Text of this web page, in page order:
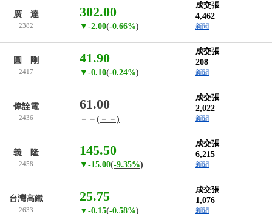
廣 達
2382
302.00
▼-2.00(-0.66%)
成交張
4,462
新聞
圓 剛
2417
41.90
▼-0.10(-0.24%)
成交張
208
新聞
偉詮電
2436
61.00
－－ (－－)
成交張
2,022
新聞
義 隆
2458
145.50
▼-15.00(-9.35%)
成交張
6,215
新聞
台灣高鐵
2633
25.75
▼-0.15(-0.58%)
成交張
1,076
新聞